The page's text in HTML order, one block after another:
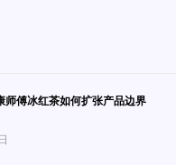
傅冰红茶如何扩张产品边界